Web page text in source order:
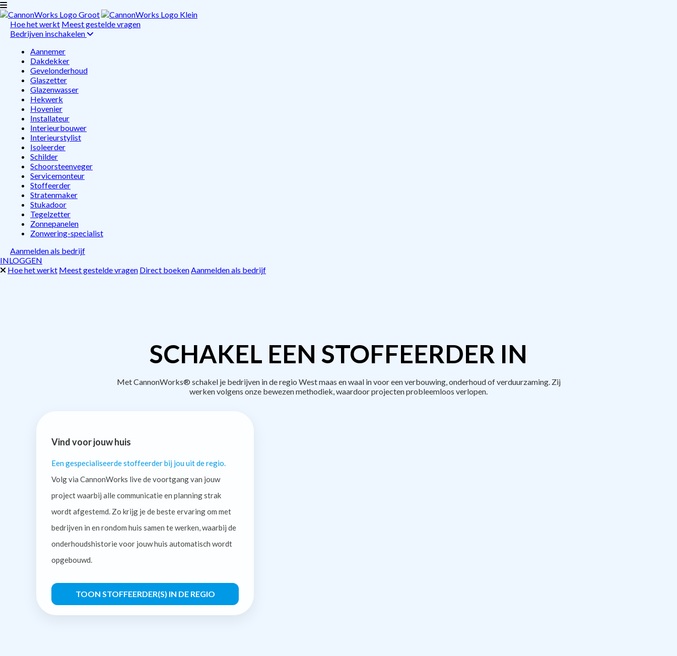
Hoe het werkt Meest gestelde vragen
Bedrijven inschakelen
Aannemer
Dakdekker
Gevelonderhoud
Glaszetter
Glazenwasser
Hekwerk
Hovenier
Installateur
Interieurbouwer
Interieurstylist
Isoleerder
Schilder
Schoorsteenveger
Servicemonteur
Stoffeerder
Stratenmaker
Stukadoor
Tegelzetter
Zonnepanelen
Zonwering-specialist
Aanmelden als bedrijf
INLOGGEN
Hoe het werkt Meest gestelde vragen Direct boekenAanmelden als bedrijf
SCHAKEL EEN STOFFEERDER IN
Met CannonWorks® schakel je bedrijven in de regio West maas en waal in voor een verbouwing, onderhoud of verduurzaming. Zij
werken volgens onze bewezen methodiek, waardoor projecten probleemloos verlopen.
Vind voor jouw huis
Een gespecialiseerde stoffeerder bij jou uit de regio.
Volg via CannonWorks live de voortgang van jouw
project waarbij alle communicatie en planning strak
wordt afgestemd. Zo krijg je de beste ervaring om met
bedrijven in en rondom huis samen te werken, waarbij de
onderhoudshistorie voor jouw huis automatisch wordt
opgebouwd.
TOON STOFFEERDER(S) IN DE REGIO